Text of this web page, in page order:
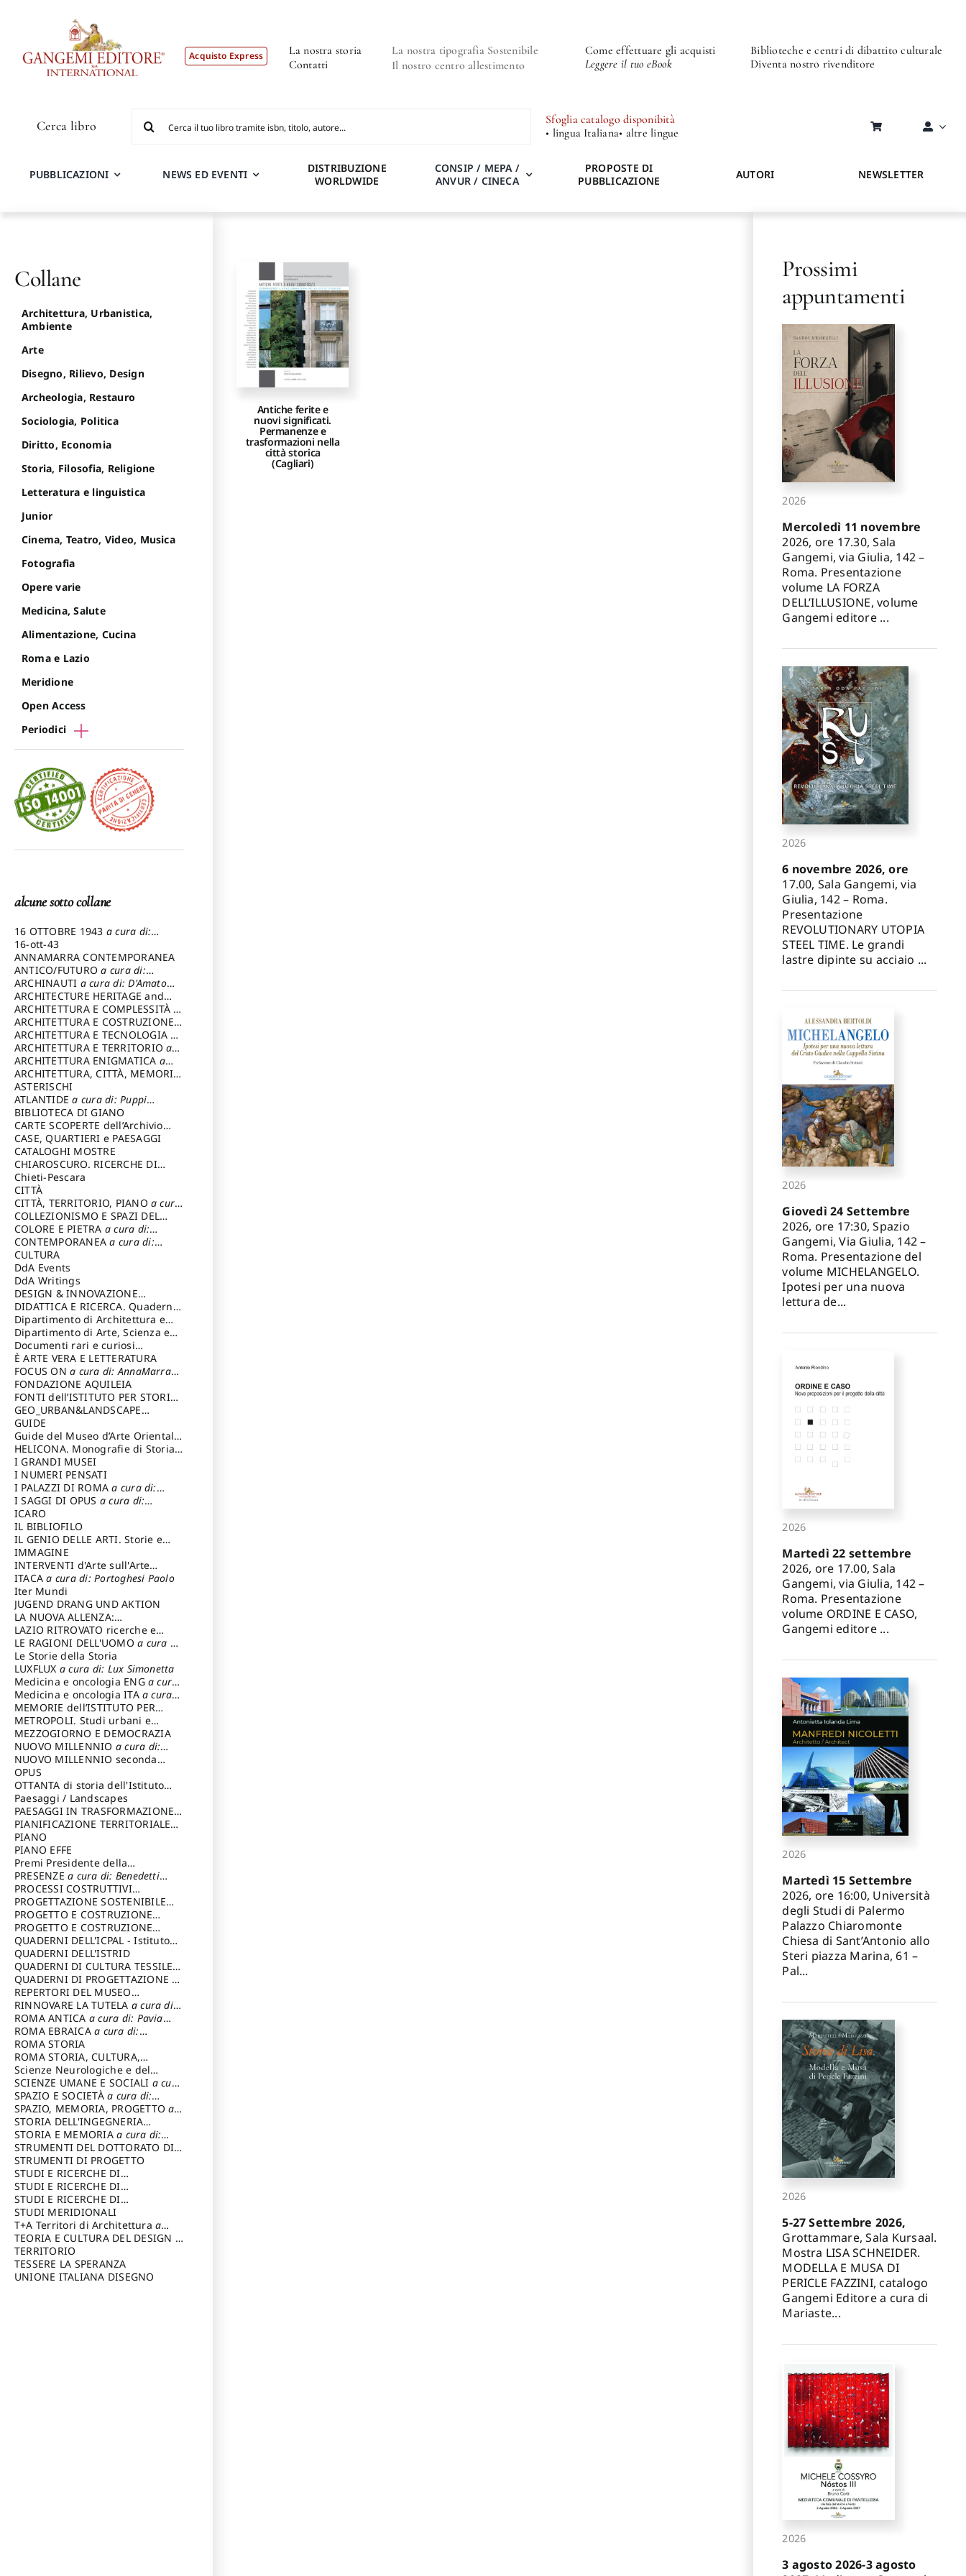
Acquisto Express
La nostra storia
Contatti
La nostra tipografia Sostenibile
Il nostro centro allestimento
Come effettuare gli acquisti
Leggere il tuo eBook
Biblioteche e centri di dibattito culturale
Diventa nostro rivenditore
Cerca libro
per:
Sfoglia catalogo disponibità
• lingua Italiana• altre lingue
PUBBLICAZIONI NEWS ED EVENTI
DISTRIBUZIONE
WORLDWIDE
CONSIP / MEPA /
ANVUR / CINECA
PROPOSTE DI
PUBBLICAZIONE
AUTORI NEWSLETTER
Antiche ferite e
nuovi significati.
Permanenze e
trasformazioni nella
città storica
(Cagliari)
Collane
Architettura, Urbanistica,
Ambiente
Arte
Disegno, Rilievo, Design
Archeologia, Restauro
Sociologia, Politica
Diritto, Economia
Storia, Filosofia, Religione
Letteratura e linguistica
Junior
Cinema, Teatro, Video, Musica
Fotografia
Opere varie
Medicina, Salute
Alimentazione, Cucina
Roma e Lazio
Meridione
Open Access
Periodici
alcune sotto collane
16 OTTOBRE 1943 a cura di:
Pezzetti Marcello
16-ott-43
ANNAMARRA CONTEMPORANEA
ANTICO/FUTUROa cura di:
Varagnoli Claudio
ARCHINAUTI a cura di: D'Amato
Claudio
ARCHITECTURE HERITAGE and
DESIGN
ARCHITETTURA E COMPLESSITÀ a
cura di: Piva Antonio
ARCHITETTURA E COSTRUZIONEa
cura di: Poretti Sergio
ARCHITETTURA E TECNOLOGIA a
cura di: Carrara Gianfranco
ARCHITETTURA E TERRITORIOa
cura di: Pietrogrande Enrico
ARCHITETTURA ENIGMATICA a
cura di: Lenci Ruggero
ARCHITETTURA, CITTÀ, MEMORIA
a cura di: Valeriani Enrico
ASTERISCHI
ATLANTIDEa cura di: Puppi
Lionello
BIBLIOTECA DI GIANO
CARTE SCOPERTE dell’Archivio
Storico Capitolino
CASE, QUARTIERI e PAESAGGI
CATALOGHI MOSTRE
CHIAROSCURO. RICERCHE DI
STORIA E STORIA DELL'ARTE
cura di: Di Carpegna Falconieri
Tommaso
Chieti-Pescara
CITTÀ
CITTÀ, TERRITORIO, PIANO a cura
di: Imbesi Giuseppe
COLLEZIONISMO E SPAZI DEL
COLLEZIONISMO a cura di:
Magnani Lauro
COLORE E PIETRA a cura di:
Selvaggi Giuseppe
CONTEMPORANEAa cura di:
Gubinelli Luna
CULTURA
DdA Events
DdA Writings
DESIGN & INNOVAZIONE
TECNOLOGICAa cura di: Vallicelli
Andrea
DIDATTICA E RICERCA. Quaderni
della Scuola
Dipartimento di Architettura e
Analisi della Città Mediterranea
Dipartimento di Arte, Scienza e
Tecnica del Costuire
Documenti rari e curiosi
dall'Archivio Segreto
È ARTE VERA E LETTERATURA
FOCUS ONa cura di: AnnaMarra
Contemporanea
FONDAZIONE AQUILEIA
FONTI dell’ISTITUTO PER STORIA
DEL RISORGIMENTO
GEO_URBAN&LANDSCAPE
PLANNING (GULP)
Trusiani Elio
GUIDE
Guide del Museo d’Arte Orientale
“Giuseppe Tucci”
HELICONA. Monografie di Storia
dell'Artea cura di: Gallo Marco
I GRANDI MUSEI
I NUMERI PENSATI
I PALAZZI DI ROMAa cura di:
Ippoliti Alessandro
I SAGGI DI OPUS a cura di:
Scalesse Tommaso
ICARO
IL BIBLIOFILO
IL GENIO DELLE ARTI. Storie e
interpretazione
IMMAGINE
INTERVENTI d'Arte sull'Arte
dedicata alla cultura della
conservazione d’arte
Fondazione Paola Droghetti onlus
ITACAa cura di: Portoghesi Paolo
Iter Mundi
JUGEND DRANG UND AKTION
LA NUOVA ALLENZA:
ARCHITETTURA & AMBIENTE
LAZIO RITROVATO ricerche e
restauri
LE RAGIONI DELL'UOMOa cura di:
Lombardi Satriani Luigi
Le Storie della Storia
LUXFLUX a cura di: Lux Simonetta
Medicina e oncologia ENG a cura
di: Lopez Massimo
Medicina e oncologia ITA a cura
di: Lopez Massimo
MEMORIE dell’ISTITUTO PER
STORIA DEL RISORGIMENTO
METROPOLI. Studi urbani e
regionali
MEZZOGIORNO E DEMOCRAZIA
NUOVO MILLENNIO a cura di:
Capaldo Pellegrino
NUOVO MILLENNIO seconda
serie
Francesco
OPUS
OTTANTA di storia dell'Istituto
storia dell’Istitutoa cura di:
Cavalieri Patrizia
Paesaggi / Landscapes
PAESAGGI IN TRASFORMAZIONEa
cura di: Corti Enrico A.
PIANIFICAZIONE TERRITORIALE
URBANISTICA ED AMBIENTALE
cura di: Costa Enrico
PIANO
PIANO EFFE
Premi Presidente della
Repubblica
PRESENZEa cura di: Benedetti
Sandro
PROCESSI COSTRUTTIVI
DELL'ARCHITETTURAa cura di:
Ippoliti Alessandro
PROGETTAZIONE SOSTENIBILE
PARTECIPATA
PROGETTO E COSTRUZIONE
DELL’ARCHITETTURA
PROGETTO E COSTRUZIONE
SOSTENIBILE
QUADERNI DELL'ICPAL - Istituto
centrale per il restauro e la
conservazione del patrimonio
archivistico e librario
QUADERNI DELL'ISTRID
QUADERNI DI CULTURA TESSILEa
cura di: Crispolti Livia
QUADERNI DI PROGETTAZIONE a
cura di: Giura Longo Tommaso
REPERTORI DEL MUSEO
CENTRALE DEL RISORGIMENTOa
cura di: Pizzo Marco
RINNOVARE LA TUTELA a cura di:
Cicalò Enrico
ROMA ANTICA a cura di: Pavia
Carlo
ROMA EBRAICAa cura di:
Procaccia Claudio
ROMA STORIA
ROMA STORIA, CULTURA,
IMMAGINEa cura di: Fagiolo
Marcello
Scienze Neurologiche e del
Comportamento
SCIENZE UMANE E SOCIALI a cura
di: Iannizzi Salvatore
SPAZIO E SOCIETÀa cura di:
Cassetti Roberto
SPAZIO, MEMORIA, PROGETTOa
cura di: Rossi Massimo
STORIA DELL'INGEGNERIA
STRUTTURALE IN ITALIAa cura di:
Poretti Sergio
STORIA E MEMORIAa cura di:
Rossi Lauro
STRUMENTI DEL DOTTORATO DI
RICERCA IN RILIEVO E
RAPPRESENTAZIONE
DELL’ARCHITETTURA E
DELL’AMBIENTEa cura di: Migliari
Riccardo
STRUMENTI DI PROGETTO
STUDI E RICERCHE DI
ARCHEOLOGIA IN SICILIA
di: Pelagatti Paola
STUDI E RICERCHE DI
ARCHITETTURA del Dipartimento
di Architettura Università degli
Studi G. d' Annunzio
STUDI E RICERCHE DI
ARCHITETTURA del Dipartimento
di Architettura Università degli
Studi G. d' Annunzio, Chieti-
Pescaraa cura di: Fusero Paolo
STUDI MERIDIONALI
T+A Territori di Architetturaa
cura di: Ramazzotti Luigi
TEORIA E CULTURA DEL DESIGN a
cura di: Furlanis Giuseppe
TERRITORIO
TESSERE LA SPERANZA
UNIONE ITALIANA DISEGNO
Prossimi
appuntamenti
2026
Mercoledì 11 novembre
2026, ore 17.30, Sala
Gangemi, via Giulia, 142 –
Roma. Presentazione
volume LA FORZA
DELL’ILLUSIONE, volume
Gangemi editore ...
2026
6 novembre 2026, ore
17.00, Sala Gangemi, via
Giulia, 142 – Roma.
Presentazione
REVOLUTIONARY UTOPIA
STEEL TIME. Le grandi
lastre dipinte su acciaio ...
2026
Giovedì 24 Settembre
2026, ore 17:30, Spazio
Gangemi, Via Giulia, 142 –
Roma. Presentazione del
volume MICHELANGELO.
Ipotesi per una nuova
lettura de...
2026
Martedì 22 settembre
2026, ore 17.00, Sala
Gangemi, via Giulia, 142 –
Roma. Presentazione
volume ORDINE E CASO,
Gangemi editore ...
2026
Martedì 15 Settembre
2026, ore 16:00, Università
degli Studi di Palermo
Palazzo Chiaromonte
Chiesa di Sant’Antonio allo
Steri piazza Marina, 61 –
Pal...
2026
5-27 Settembre 2026,
Grottammare, Sala Kursaal.
Mostra LISA SCHNEIDER.
MODELLA E MUSA DI
PERICLE FAZZINI, catalogo
Gangemi Editore a cura di
Mariaste...
2026
3 agosto 2026-3 agosto